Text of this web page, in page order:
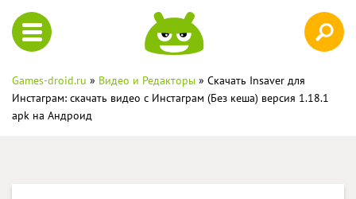
Games-droid.ru » Видео и Редакторы » Скачать Insaver для
Инстаграм: скачать видео с Инстаграм (Без кеша) версия 1.18.1
apk на Андроид